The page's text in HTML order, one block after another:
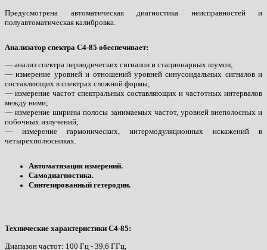
Предусмотрена автоматическая диагностика неисправностей и
полуавтоматическая калибровка.
Анализатор спектра С4-85 обеспечивает:
— анализ спектра периодических сигналов и стационарных шумов;
— измерение уровней и отношений уровней синусоидальных сигналов и
составляющих в спектрах сложной формы;
— измерение частот спектральных составляющих и частотных интервалов
между ними;
— измерение ширины полосы занимаемых частот, уровней внеполосных и
побочных излучений;
— измерение гармонических, интермодуляционных искажений в
четырехполюсниках.
Автоматизация измерений.
Самодиагностика.
Синтезированный гетеродин.
Технические характеристики С4-85:
Диапазон частот: 100 Гц - 39,6 ГГц,